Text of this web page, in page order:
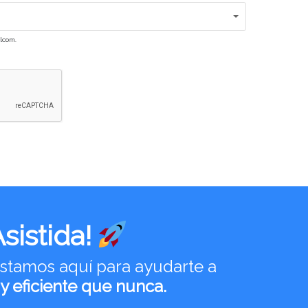
aquí para ayudarte a
eficiente que nunca.